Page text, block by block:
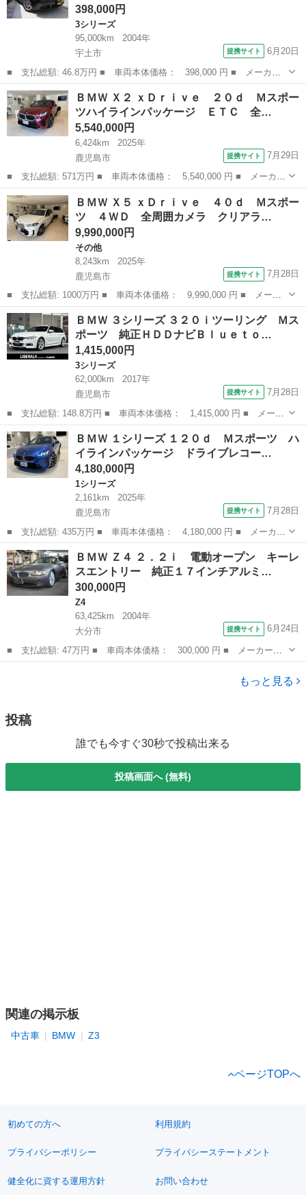
398,000円
3シリーズ
95,000km
2004年
宇土市
提携サイト 6月20日
■ 支払総額: 46.8万円 ■ 車両本体価格： 398,000 円 ■ メーカー
名： ＢＭＷ ■ 車種名： ３シリーズ ■ グレード名： ３１８ｔ
ｉ Ｍスポーツ ■ 排気量： 2000cc ■ ドア枚数： 3D ■ ミッ...
熊本 宇土市
ＢＭＷ Ｘ２ ｘＤｒｉｖｅ ２０ｄ Ｍスポー
ツハイラインパッケージ ＥＴＣ 全…
5,540,000円
6,424km
2025年
鹿児島市
提携サイト 7月29日
■ 支払総額: 571万円 ■ 車両本体価格： 5,540,000 円 ■ メーカー
名： ＢＭＷ ■ 車種名： Ｘ２ ■ グレード名： ｘＤｒｉｖｅ
２０ｄ Ｍスポーツハイラインパッケージ ＥＴＣ 全周囲カメラ
クリアラン...
鹿児島 鹿児島市
ＢＭＷ Ｘ５ ｘＤｒｉｖｅ ４０ｄ Ｍスポー
ツ ４ＷＤ 全周囲カメラ クリアラ…
9,990,000円
その他
8,243km
2025年
鹿児島市
提携サイト 7月28日
■ 支払総額: 1000万円 ■ 車両本体価格： 9,990,000 円 ■ メーカ
ー名： ＢＭＷ ■ 車種名： Ｘ５ ■ グレード名： ｘＤｒｉｖ
ｅ ４０ｄ Ｍスポーツ ４ＷＤ 全周囲カメラ クリアランスソナ
ー オートク...
鹿児島 鹿児島市 その他
ＢＭＷ ３シリーズ ３２０ｉツーリング Ｍス
ポーツ 純正ＨＤＤナビＢｌｕｅｔｏ…
1,415,000円
3シリーズ
62,000km
2017年
鹿児島市
提携サイト 7月28日
■ 支払総額: 148.8万円 ■ 車両本体価格： 1,415,000 円 ■ メーカ
ー名： ＢＭＷ ■ 車種名： ３シリーズ ■ グレード名： ３２０
ｉツーリング Ｍスポーツ 純正ＨＤＤナビＢｌｕｅｔｏｏｔｈオー
ディオ純...
鹿児島 鹿児島市 3シリーズ
ＢＭＷ １シリーズ １２０ｄ Ｍスポーツ ハ
イラインパッケージ ドライブレコー…
4,180,000円
1シリーズ
2,161km
2025年
鹿児島市
提携サイト 7月28日
■ 支払総額: 435万円 ■ 車両本体価格： 4,180,000 円 ■ メーカー
名： ＢＭＷ ■ 車種名： １シリーズ ■ グレード名： １２０
ｄ Ｍスポーツ ハイラインパッケージ ドライブレコーダー 全周
囲カメラ ナ...
鹿児島 鹿児島市
ＢＭＷ Ｚ４ ２．２ｉ 電動オープン キーレ
スエントリー 純正１７インチアルミ…
300,000円
Z4
63,425km
2004年
大分市
提携サイト 6月24日
■ 支払総額: 47万円 ■ 車両本体価格： 300,000 円 ■ メーカー
名： ＢＭＷ ■ 車種名： Ｚ４ ■ グレード名： ２．２ｉ 電動
オープン キーレスエントリー 純正１７インチアルミホイール Ｃ
もっと見る
投稿
誰でも今すぐ30秒で投稿出来る
投稿画面へ (無料)
関連の掲示板
中古車 BMW Z3
ページTOPへ
初めての方へ 利用規約
プライバシーポリシー プライバシーステートメント
健全化に資する運用方針 お問い合わせ